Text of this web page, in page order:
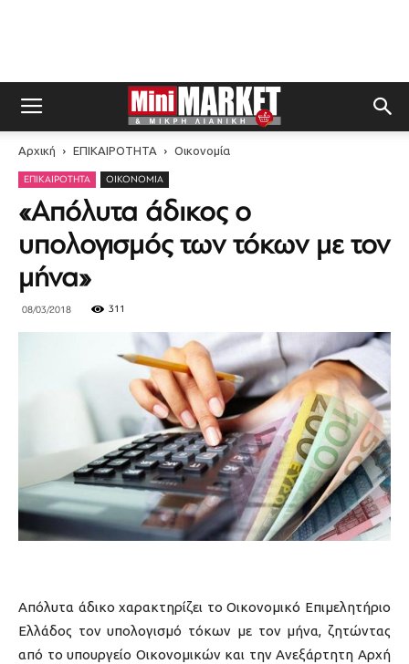
Αρχική ΕΠΙΚΑΙΡΟΤΗΤΑ Οικονομία
ΕΠΙΚΑΙΡΟΤΗΤΑ ΟΙΚΟΝΟΜΊΑ
«Απόλυτα άδικος ο
υπολογισμός των τόκων με τον
μήνα»
08/03/2018 311
Απόλυτα άδικο χαρακτηρίζει το Οικονομικό Επιμελητήριο
Ελλάδος τον υπολογισμό τόκων με τον μήνα, ζητώντας
από το υπουργείο Οικονομικών και την Ανεξάρτητη Αρχή